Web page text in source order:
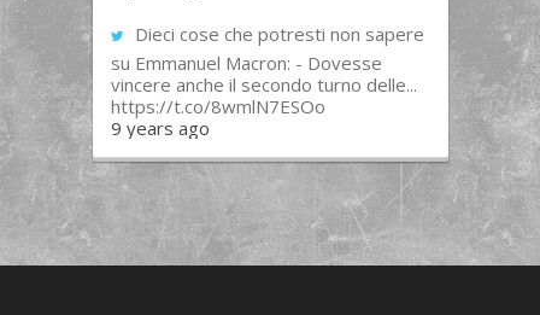
Dieci cose che potresti non sapere
su Emmanuel Macron: - Dovesse
vincere anche il secondo turno delle...
https://t.co/8wmlN7ESOo
9 years ago